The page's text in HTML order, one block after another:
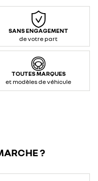
SANS ENGAGEMENT
de votre part
TOUTES MARQUES
et modèles de véhicule
?